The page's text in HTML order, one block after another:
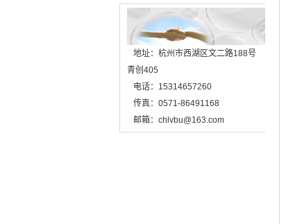
地址：杭州市西湖区文二路188号
青创405
电话：15314657260
传真：0571-86491168
邮箱：chlvbu@163.com